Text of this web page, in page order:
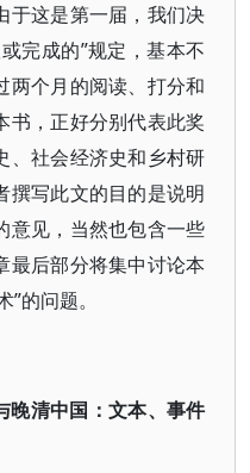
于这是第一届，我们决
完成的”规定，基本不
两个月的阅读、打分和
书，正好分别代表此奖
、社会经济史和乡村研
撰写此文的目的是说明
意见，当然也包含一些
最后部分将集中讨论本
的问题。
晚清中国：文本、事件